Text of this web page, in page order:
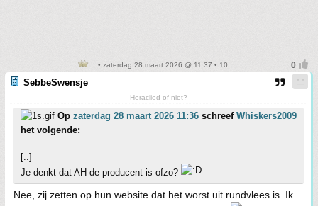
• zaterdag 28 maart 2026 @ 11:37 • 10
SebbeSwensje
Heraclied of niet?
Op zaterdag 28 maart 2026 11:36 schreef Whiskers2009
het volgende:
[..]
Je denkt dat AH de producent is ofzo?
Nee, zij zetten op hun website dat het worst uit rundvlees is. Ik